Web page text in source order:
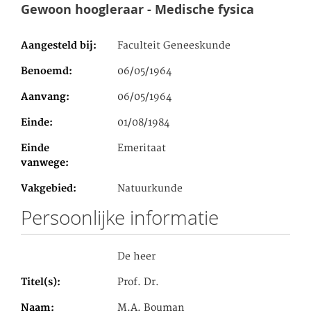
Gewoon hoogleraar - Medische fysica
Aangesteld bij Faculteit Geneeskunde
Benoemd 06/05/1964
Aanvang 06/05/1964
Einde 01/08/1984
Einde
vanwege
Emeritaat
Vakgebied Natuurkunde
Persoonlijke informatie
De heer
Titel(s) Prof. Dr.
Naam
M.A. Bouman